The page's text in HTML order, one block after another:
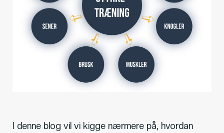
I denne blog vil vi kigge nærmere på, hvordan